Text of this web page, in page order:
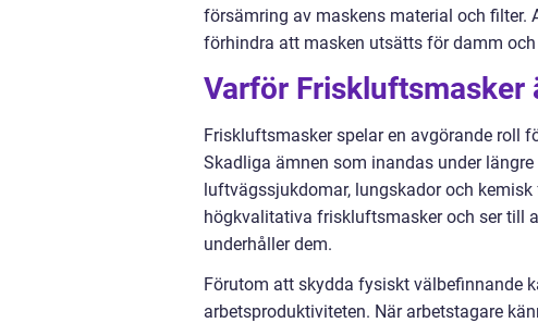
försämring av maskens material och
förhindra att masken utsätts för damm
Varför Friskluftsmasker
Friskluftsmasker spelar en avgörande roll
Skadliga ämnen som inandas under
luftvägssjukdomar, lungskador och
högkvalitativa friskluftsmasker och ser till
underhåller dem.
Förutom att skydda fysiskt välbefinnande
arbetsproduktiviteten. När arbetstagare